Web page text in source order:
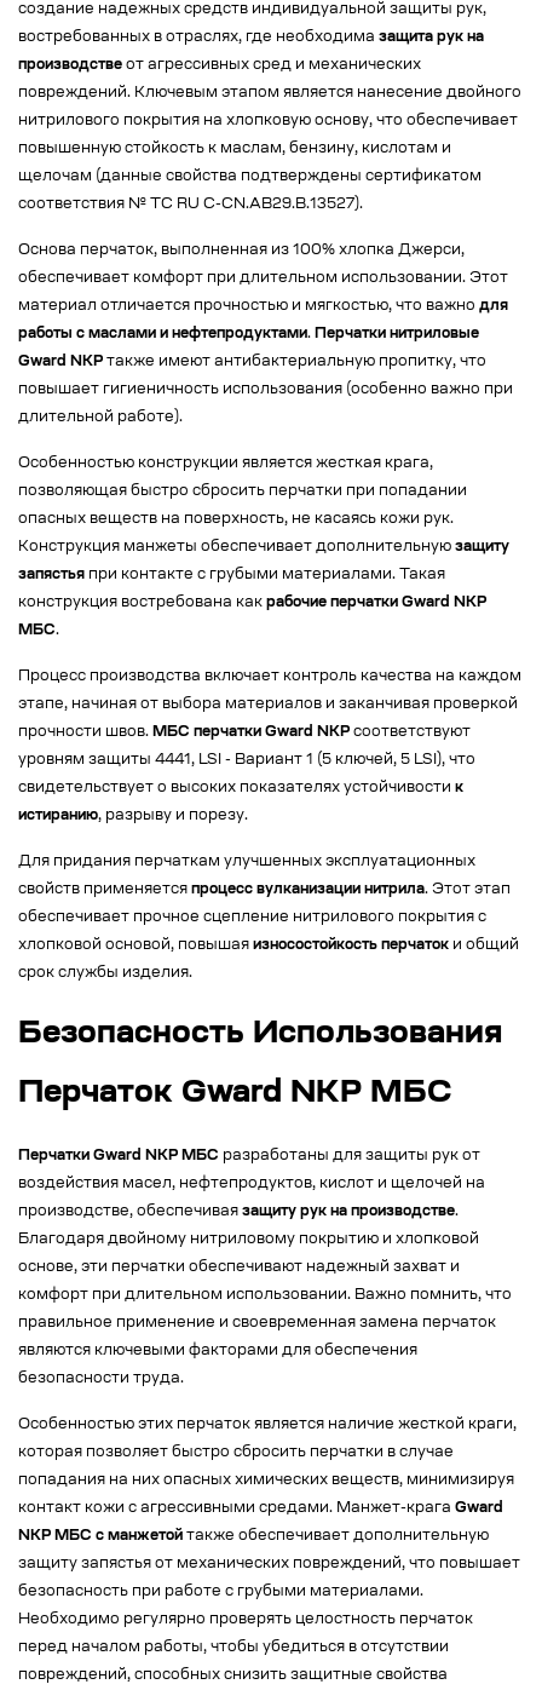
создание надежных средств индивидуальной защиты рук,
востребованных в отраслях, где необходима защита рук на
производстве от агрессивных сред и механических
повреждений. Ключевым этапом является нанесение двойного
нитрилового покрытия на хлопковую основу, что обеспечивает
повышенную стойкость к маслам, бензину, кислотам и
щелочам (данные свойства подтверждены сертификатом
соответствия № ТС RU C-CN.AB29.B.13527).
Основа перчаток, выполненная из 100% хлопка Джерси,
обеспечивает комфорт при длительном использовании. Этот
материал отличается прочностью и мягкостью, что важно для
работы с маслами и нефтепродуктами. Перчатки нитриловые
Gward NKP также имеют антибактериальную пропитку, что
повышает гигиеничность использования (особенно важно при
длительной работе).
Особенностью конструкции является жесткая крага,
позволяющая быстро сбросить перчатки при попадании
опасных веществ на поверхность, не касаясь кожи рук.
Конструкция манжеты обеспечивает дополнительную защиту
запястья при контакте с грубыми материалами. Такая
конструкция востребована как рабочие перчатки Gward NKP
МБС.
Процесс производства включает контроль качества на каждом
этапе, начиная от выбора материалов и заканчивая проверкой
прочности швов. МБС перчатки Gward NKP соответствуют
уровням защиты 4441, LSI - Вариант 1 (5 ключей, 5 LSI), что
свидетельствует о высоких показателях устойчивости к
истиранию, разрыву и порезу.
Для придания перчаткам улучшенных эксплуатационных
свойств применяется процесс вулканизации нитрила. Этот этап
обеспечивает прочное сцепление нитрилового покрытия с
хлопковой основой, повышая износостойкость перчаток и общий
срок службы изделия.
Безопасность Использования
Перчаток Gward NKP МБС
Перчатки Gward NKP МБС разработаны для защиты рук от
воздействия масел, нефтепродуктов, кислот и щелочей на
производстве, обеспечивая защиту рук на производстве.
Благодаря двойному нитриловому покрытию и хлопковой
основе, эти перчатки обеспечивают надежный захват и
комфорт при длительном использовании. Важно помнить, что
правильное применение и своевременная замена перчаток
являются ключевыми факторами для обеспечения
безопасности труда.
Особенностью этих перчаток является наличие жесткой краги,
которая позволяет быстро сбросить перчатки в случае
попадания на них опасных химических веществ, минимизируя
контакт кожи с агрессивными средами. Манжет-крага Gward
NKP МБС с манжетой также обеспечивает дополнительную
защиту запястья от механических повреждений, что повышает
безопасность при работе с грубыми материалами.
Необходимо регулярно проверять целостность перчаток
перед началом работы, чтобы убедиться в отсутствии
повреждений, способных снизить защитные свойства